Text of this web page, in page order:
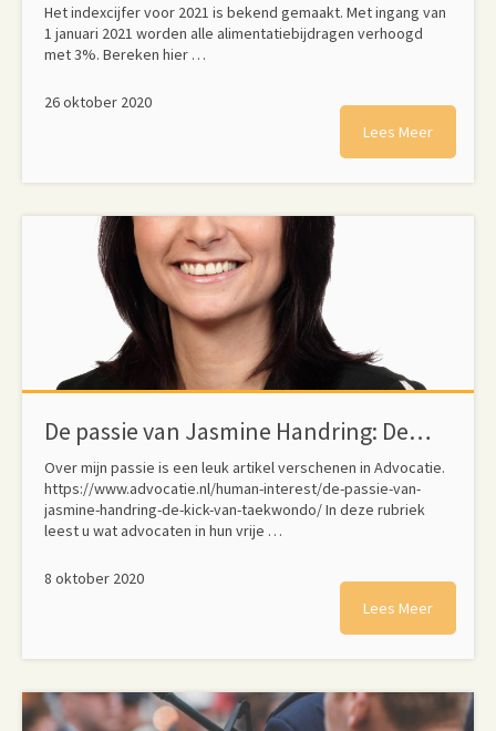
Het indexcijfer voor 2021 is bekend gemaakt. Met ingang van
1 januari 2021 worden alle alimentatiebijdragen verhoogd
met 3%. Bereken hier …
26 oktober 2020
Lees Meer
De passie van Jasmine Handring: De kick van taekwondo
Over mijn passie is een leuk artikel verschenen in Advocatie.
https://www.advocatie.nl/human-interest/de-passie-van-
jasmine-handring-de-kick-van-taekwondo/ In deze rubriek
leest u wat advocaten in hun vrije …
8 oktober 2020
Lees Meer